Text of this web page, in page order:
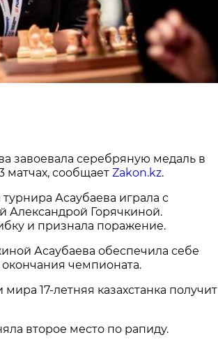
завоевала серебряную медаль в
матчах, сообщает Zakon.kz.
Асаубаева играла с
Александрой Горячкиной.
и признала поражение.
Асаубаева обеспечила себе
чемпионата.
17-летняя казахстанка получит
второе место по рапиду.